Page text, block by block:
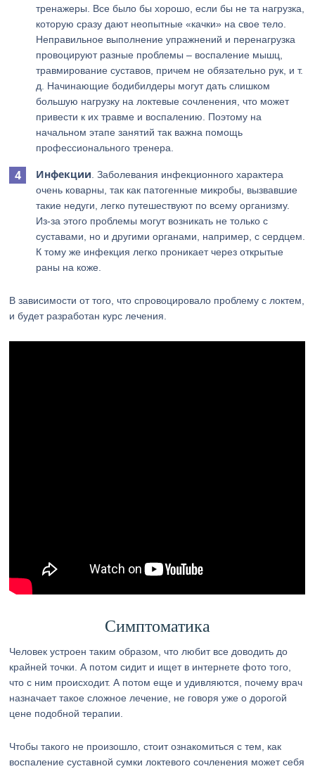
тренажеры. Все было бы хорошо, если бы не та нагрузка,
которую сразу дают неопытные «качки» на свое тело.
Неправильное выполнение упражнений и перенагрузка
провоцируют разные проблемы – воспаление мышц,
травмирование суставов, причем не обязательно рук, и т.
д. Начинающие бодибилдеры могут дать слишком
большую нагрузку на локтевые сочленения, что может
привести к их травме и воспалению. Поэтому на
начальном этапе занятий так важна помощь
профессионального тренера.
Инфекции . Заболевания инфекционного характера
очень коварны, так как патогенные микробы, вызвавшие
такие недуги, легко путешествуют по всему организму.
Из-за этого проблемы могут возникать не только с
суставами, но и другими органами, например, с сердцем.
К тому же инфекция легко проникает через открытые
раны на коже.
В зависимости от того, что спровоцировало проблему с локтем,
и будет разработан курс лечения.
Симптоматика
Человек устроен таким образом, что любит все доводить до
крайней точки. А потом сидит и ищет в интернете фото того,
что с ним происходит. А потом еще и удивляются, почему врач
назначает такое сложное лечение, не говоря уже о дорогой
цене подобной терапии.
Чтобы такого не произошло, стоит ознакомиться с тем, как
воспаление суставной сумки локтевого сочленения может себя